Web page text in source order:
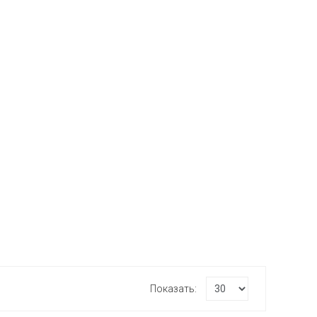
Показать: